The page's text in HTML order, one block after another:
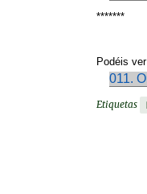
*******
Podéis ver
011.
Etiquetas